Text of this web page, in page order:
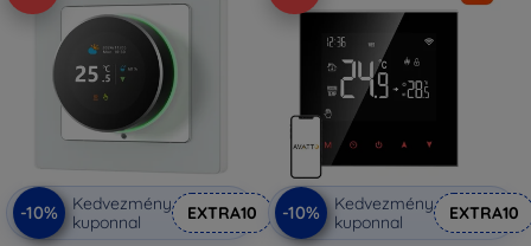
-10%
Kedvezmény
kuponnal
EXTRA10 -10%
Kedvezmény
kuponnal
EXTRA10